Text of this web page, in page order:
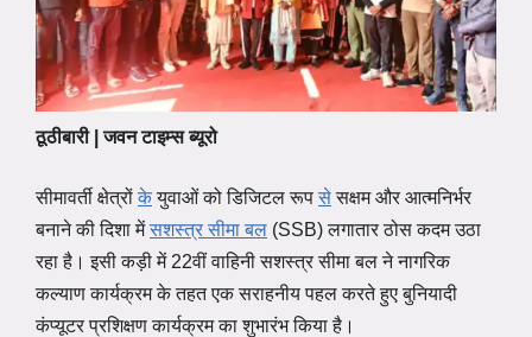
ठूठीबारी | जवन टाइम्स ब्यूरो
सीमावर्ती क्षेत्रोंकेयुवाओं को डिजिटल रूपसेसक्षम और आत्मनिर्भर
बनाने की दिशा मेंसशस्त्र सीमा बल (SSB) लगातार ठोस कदम उठा
रहा है। इसी कड़ी में 22वीं वाहिनी सशस्त्र सीमा बल ने नागरिक
कल्याण कार्यक्रम के तहत एक सराहनीय पहल करते हुए बुनियादी
कंप्यूटर प्रशिक्षण कार्यक्रम का शुभारंभ किया है।